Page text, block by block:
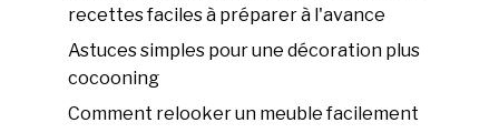
recettes faciles à préparer à l'avance
Astuces simples pour une décoration plus
cocooning
Comment relooker un meuble facilement